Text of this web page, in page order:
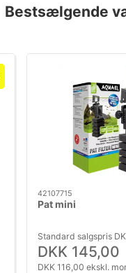
Bestsælgende
42107715
Pat mini
Standard salgspris
DKK 145,00
DKK 116,00 ekskl.